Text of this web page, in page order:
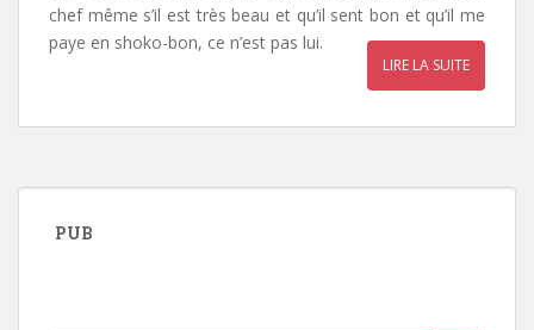
chef même s’il est très beau et qu’il sent bon et qu’il me
paye en shoko-bon, ce n’est pas lui.
LIRE LA SUITE
PUB